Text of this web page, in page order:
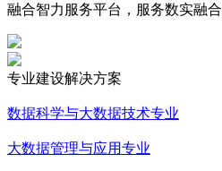
融合智力服务平台，服务数实融合
专业建设解决方案
数据科学与大数据技术专业
大数据管理与应用专业